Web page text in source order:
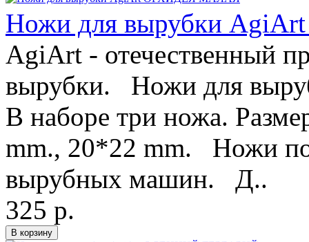
Ножи для вырубки
AgiArt - отечественный
вырубки. Ножи для
В наборе три ножа.
mm., 20*22 mm. Ножи
вырубных машин. Д..
325 р.